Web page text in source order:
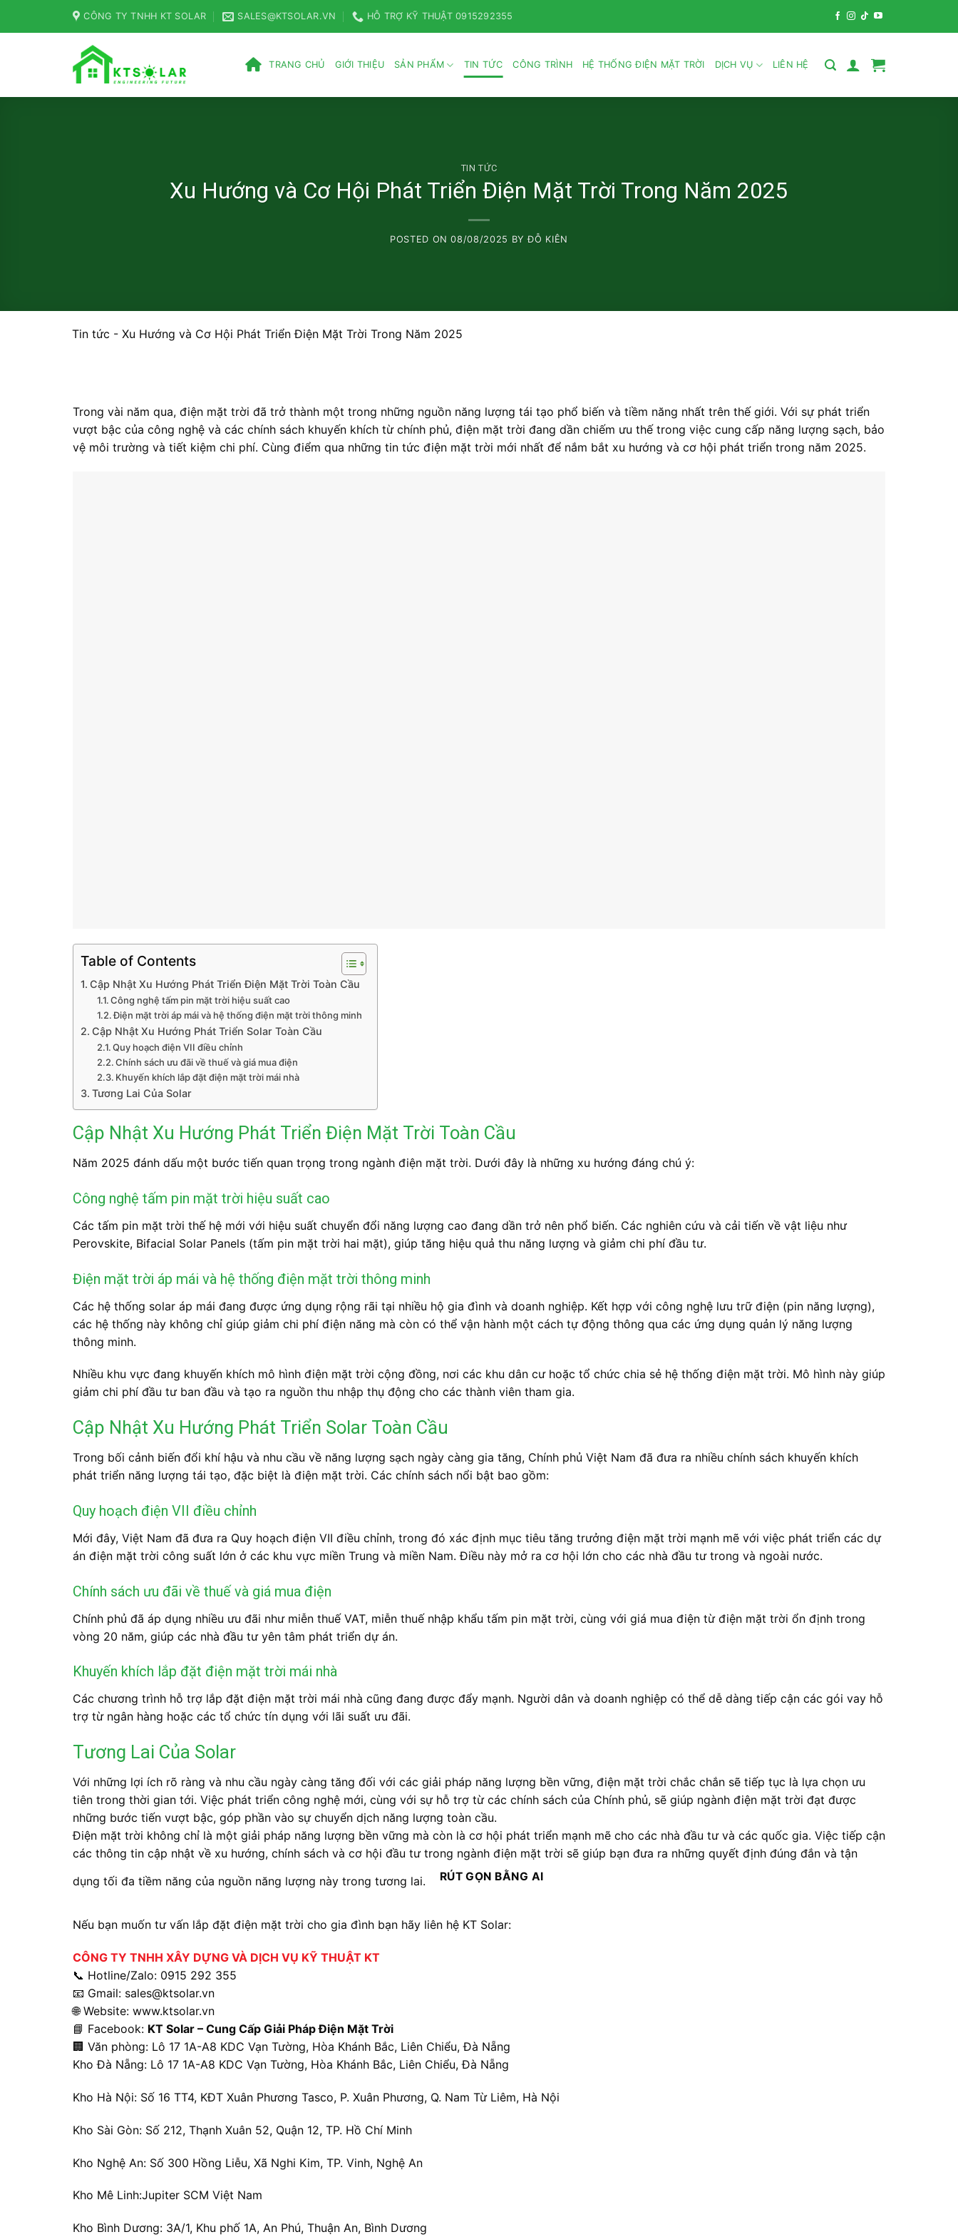
CÔNG TY TNHH KT SOLAR SALES@KTSOLAR.VN HỖ TRỢ KỸ THUẬT 0915292355
TRANG CHỦ GIỚI THIỆU SẢN PHẨM TIN TỨC CÔNG TRÌNH HỆ THỐNG ĐIỆN MẶT TRỜI DỊCH VỤ LIÊN HỆ
TIN TỨC
Xu Hướng và Cơ Hội Phát Triển Điện Mặt Trời Trong Năm 2025
POSTED ON08/08/2025 BYĐỖ KIÊN
Tin tức - Xu Hướng và Cơ Hội Phát Triển Điện Mặt Trời Trong Năm 2025
Trong vài năm qua, điện mặt trời đã trở thành một trong những nguồn năng lượng tái tạo phổ biến và tiềm năng nhất trên thế giới. Với sự phát triển
vượt bậc của công nghệ và các chính sách khuyến khích từ chính phủ, điện mặt trời đang dần chiếm ưu thế trong việc cung cấp năng lượng sạch, bảo
vệ môi trường và tiết kiệm chi phí. Cùng điểm qua những tin tức điện mặt trời mới nhất để nắm bắt xu hướng và cơ hội phát triển trong năm 2025.
Table of Contents
Cập Nhật Xu Hướng Phát Triển Điện Mặt Trời Toàn Cầu
Công nghệ tấm pin mặt trời hiệu suất cao
Điện mặt trời áp mái và hệ thống điện mặt trời thông minh
Cập Nhật Xu Hướng Phát Triển Solar Toàn Cầu
Quy hoạch điện VII điều chỉnh
Chính sách ưu đãi về thuế và giá mua điện
Khuyến khích lắp đặt điện mặt trời mái nhà
Tương Lai Của Solar
Cập Nhật Xu Hướng Phát Triển Điện Mặt Trời Toàn Cầu
Năm 2025 đánh dấu một bước tiến quan trọng trong ngành điện mặt trời. Dưới đây là những xu hướng đáng chú ý:
Công nghệ tấm pin mặt trời hiệu suất cao
Các tấm pin mặt trời thế hệ mới với hiệu suất chuyển đổi năng lượng cao đang dần trở nên phổ biến. Các nghiên cứu và cải tiến về vật liệu như
Perovskite, Bifacial Solar Panels (tấm pin mặt trời hai mặt), giúp tăng hiệu quả thu năng lượng và giảm chi phí đầu tư.
Điện mặt trời áp mái và hệ thống điện mặt trời thông minh
Các hệ thống solar áp mái đang được ứng dụng rộng rãi tại nhiều hộ gia đình và doanh nghiệp. Kết hợp với công nghệ lưu trữ điện (pin năng lượng),
các hệ thống này không chỉ giúp giảm chi phí điện năng mà còn có thể vận hành một cách tự động thông qua các ứng dụng quản lý năng lượng
thông minh.
Nhiều khu vực đang khuyến khích mô hình điện mặt trời cộng đồng, nơi các khu dân cư hoặc tổ chức chia sẻ hệ thống điện mặt trời. Mô hình này giúp
giảm chi phí đầu tư ban đầu và tạo ra nguồn thu nhập thụ động cho các thành viên tham gia.
Cập Nhật Xu Hướng Phát Triển Solar Toàn Cầu
Trong bối cảnh biến đổi khí hậu và nhu cầu về năng lượng sạch ngày càng gia tăng, Chính phủ Việt Nam đã đưa ra nhiều chính sách khuyến khích
phát triển năng lượng tái tạo, đặc biệt là điện mặt trời. Các chính sách nổi bật bao gồm:
Quy hoạch điện VII điều chỉnh
Mới đây, Việt Nam đã đưa ra Quy hoạch điện VII điều chỉnh, trong đó xác định mục tiêu tăng trưởng điện mặt trời mạnh mẽ với việc phát triển các dự
án điện mặt trời công suất lớn ở các khu vực miền Trung và miền Nam. Điều này mở ra cơ hội lớn cho các nhà đầu tư trong và ngoài nước.
Chính sách ưu đãi về thuế và giá mua điện
Chính phủ đã áp dụng nhiều ưu đãi như miễn thuế VAT, miễn thuế nhập khẩu tấm pin mặt trời, cùng với giá mua điện từ điện mặt trời ổn định trong
vòng 20 năm, giúp các nhà đầu tư yên tâm phát triển dự án.
Khuyến khích lắp đặt điện mặt trời mái nhà
Các chương trình hỗ trợ lắp đặt điện mặt trời mái nhà cũng đang được đẩy mạnh. Người dân và doanh nghiệp có thể dễ dàng tiếp cận các gói vay hỗ
trợ từ ngân hàng hoặc các tổ chức tín dụng với lãi suất ưu đãi.
Tương Lai Của Solar
Với những lợi ích rõ ràng và nhu cầu ngày càng tăng đối với các giải pháp năng lượng bền vững, điện mặt trời chắc chắn sẽ tiếp tục là lựa chọn ưu
tiên trong thời gian tới. Việc phát triển công nghệ mới, cùng với sự hỗ trợ từ các chính sách của Chính phủ, sẽ giúp ngành điện mặt trời đạt được
những bước tiến vượt bậc, góp phần vào sự chuyển dịch năng lượng toàn cầu.
Điện mặt trời không chỉ là một giải pháp năng lượng bền vững mà còn là cơ hội phát triển mạnh mẽ cho các nhà đầu tư và các quốc gia. Việc tiếp cận
các thông tin cập nhật về xu hướng, chính sách và cơ hội đầu tư trong ngành điện mặt trời sẽ giúp bạn đưa ra những quyết định đúng đắn và tận
dụng tối đa tiềm năng của nguồn năng lượng này trong tương lai.
RÚT GỌN BẰNG AI
Nếu bạn muốn tư vấn lắp đặt điện mặt trời cho gia đình bạn hãy liên hệ KT Solar:
CÔNG TY TNHH XÂY DỰNG VÀ DỊCH VỤ KỸ THUẬT KT
📞 Hotline/Zalo: 0915 292 355
📧 Gmail: sales@ktsolar.vn
🌐 Website: www.ktsolar.vn
📘 Facebook: KT Solar – Cung Cấp Giải Pháp Điện Mặt Trời
🏢 Văn phòng: Lô 17 1A-A8 KDC Vạn Tường, Hòa Khánh Bắc, Liên Chiểu, Đà Nẵng
Kho Đà Nẵng: Lô 17 1A-A8 KDC Vạn Tường, Hòa Khánh Bắc, Liên Chiểu, Đà Nẵng
Kho Hà Nội: Số 16 TT4, KĐT Xuân Phương Tasco, P. Xuân Phương, Q. Nam Từ Liêm, Hà Nội
Kho Sài Gòn: Số 212, Thạnh Xuân 52, Quận 12, TP. Hồ Chí Minh
Kho Nghệ An: Số 300 Hồng Liễu, Xã Nghi Kim, TP. Vinh, Nghệ An
Kho Mê Linh:Jupiter SCM Việt Nam
Kho Bình Dương: 3A/1, Khu phố 1A, An Phú, Thuận An, Bình Dương